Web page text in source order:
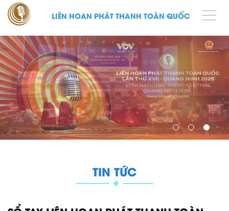
LIÊN HOAN PHÁT THANH TOÀN QUỐC
TIN TỨC